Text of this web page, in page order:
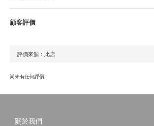
顧客評價
尚未有任何評價
關於我們